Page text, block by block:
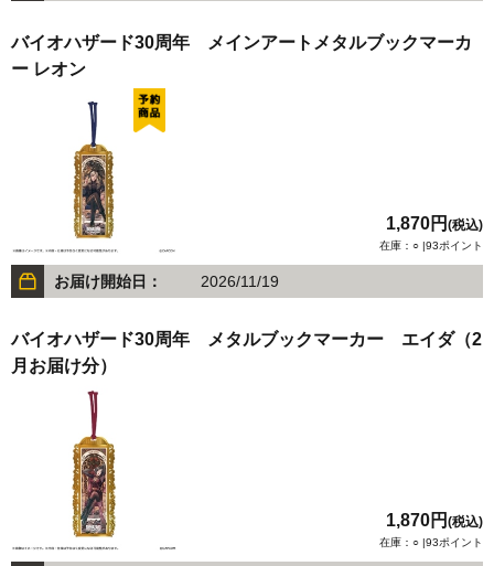
バイオハザード30周年 メインアートメタルブックマーカ
ー レオン
1,870円 (税込)
在庫：○ |93ポイント
お届け開始日： 2026/11/19
バイオハザード30周年 メタルブックマーカー エイダ（2
月お届け分）
1,870円 (税込)
在庫：○ |93ポイント